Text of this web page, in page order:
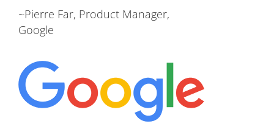
~Pierre Far, Product Manager,
Google